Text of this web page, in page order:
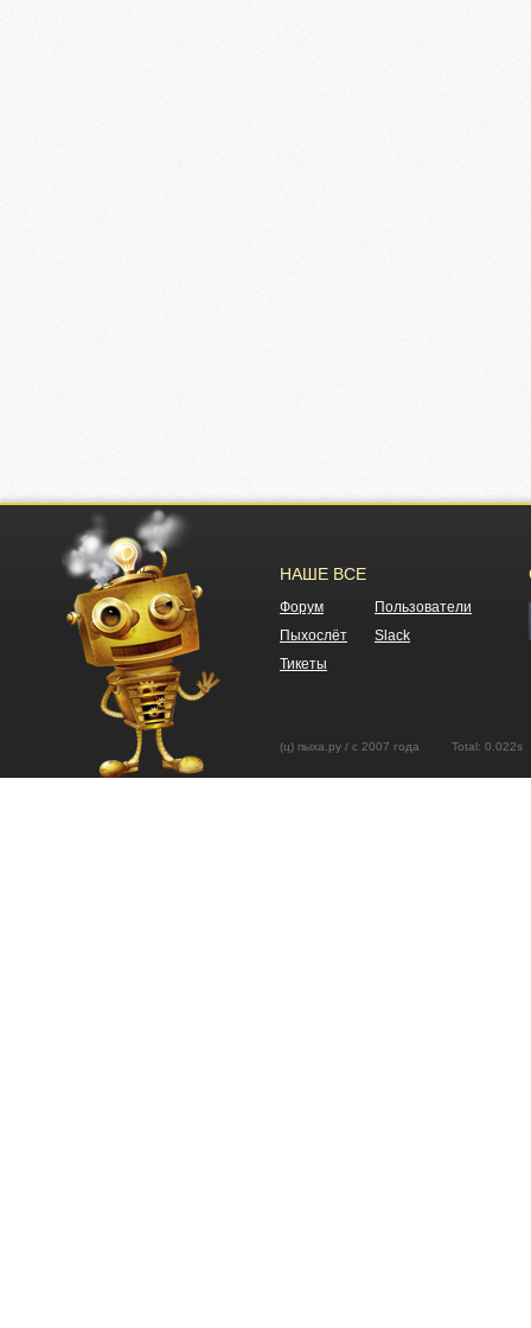
НАШЕ ВСЕ
Форум
Пользователи
Пыхослёт
Slack
Тикеты
(ц) пыха.ру / с 2007 года Total: